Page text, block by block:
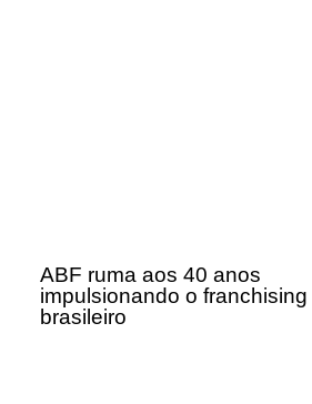
ABF ruma aos 40 anos
impulsionando o franchising
brasileiro